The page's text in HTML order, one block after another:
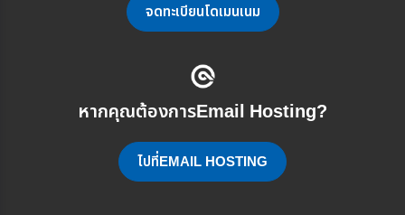
จดทะเบียนโดเมนเนม
หากคุณต้องการEmail Hosting?
ไปที่EMAIL HOSTING